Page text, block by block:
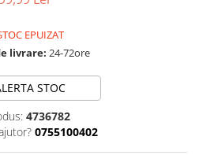
EPUIZAT
livrare: 24-72ore
STOC
4736782
0755100402